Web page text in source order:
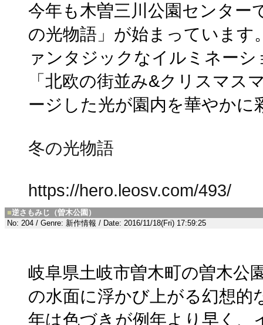
今年も木曽三川公園センター
の光物語」が始まっています
ァンタジックなイルミネー
「北欧の街並み&クリスマス
ージした光が園内を華やかに
冬の光物語
https://hero.leosv.com/493/
■逆さもみじ（曽木公園）
No: 204 / Genre: 新作情報 / Date: 2016/11/18(Fri) 17:59:25
岐阜県土岐市曽木町の曽木公
の水面に浮かび上がる幻想的
年は色づきが例年より早く